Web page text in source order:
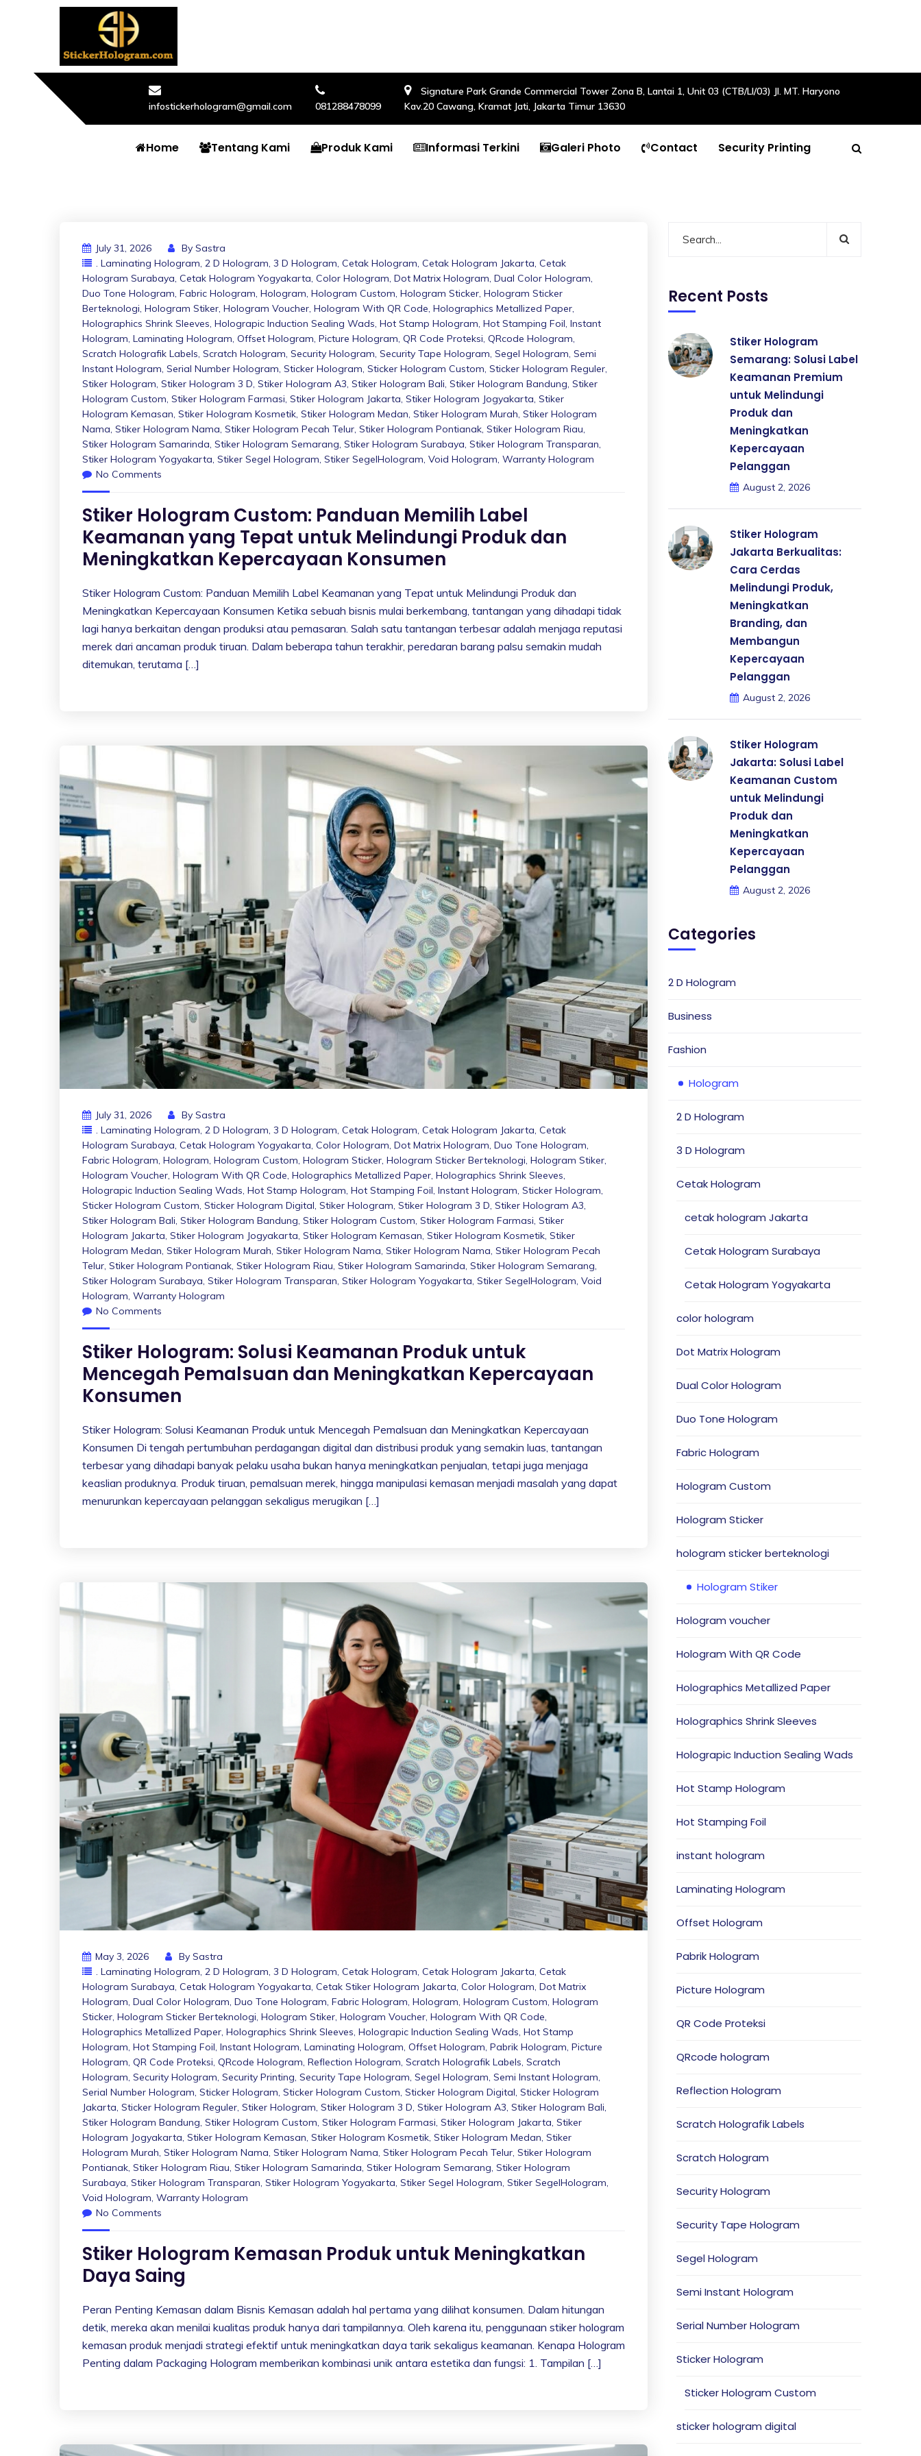
infostickerhologram@gmail.com 081288478099
Signature Park Grande Commercial Tower Zona B, Lantai 1, Unit 03 (CTB/LI/03) Jl. MT. Haryono
Kav.20 Cawang, Kramat Jati, Jakarta Timur 13630
Home Tentang Kami Produk Kami Informasi Terkini Galeri Photo Contact Security Printing
July 31, 2026 By Sastra
. Laminating Hologram, 2 D Hologram, 3 D Hologram, Cetak Hologram, Cetak Hologram Jakarta, Cetak
Hologram Surabaya, Cetak Hologram Yogyakarta, Color Hologram, Dot Matrix Hologram, Dual Color Hologram,
Duo Tone Hologram, Fabric Hologram, Hologram, Hologram Custom, Hologram Sticker, Hologram Sticker
Berteknologi, Hologram Stiker, Hologram Voucher, Hologram With QR Code, Holographics Metallized Paper,
Holographics Shrink Sleeves, Holograpic Induction Sealing Wads, Hot Stamp Hologram, Hot Stamping Foil, Instant
Hologram, Laminating Hologram, Offset Hologram, Picture Hologram, QR Code Proteksi, QRcode Hologram,
Scratch Holografik Labels, Scratch Hologram, Security Hologram, Security Tape Hologram, Segel Hologram, Semi
Instant Hologram, Serial Number Hologram, Sticker Hologram, Sticker Hologram Custom, Sticker Hologram Reguler,
Stiker Hologram, Stiker Hologram 3 D, Stiker Hologram A3, Stiker Hologram Bali, Stiker Hologram Bandung, Stiker
Hologram Custom, Stiker Hologram Farmasi, Stiker Hologram Jakarta, Stiker Hologram Jogyakarta, Stiker
Hologram Kemasan, Stiker Hologram Kosmetik, Stiker Hologram Medan, Stiker Hologram Murah, Stiker Hologram
Nama, Stiker Hologram Nama, Stiker Hologram Pecah Telur, Stiker Hologram Pontianak, Stiker Hologram Riau,
Stiker Hologram Samarinda, Stiker Hologram Semarang, Stiker Hologram Surabaya, Stiker Hologram Transparan,
Stiker Hologram Yogyakarta, Stiker Segel Hologram, Stiker SegelHologram, Void Hologram, Warranty Hologram
No Comments
Stiker Hologram Custom: Panduan Memilih Label
Keamanan yang Tepat untuk Melindungi Produk dan
Meningkatkan Kepercayaan Konsumen
Stiker Hologram Custom: Panduan Memilih Label Keamanan yang Tepat untuk Melindungi Produk dan
Meningkatkan Kepercayaan Konsumen Ketika sebuah bisnis mulai berkembang, tantangan yang dihadapi tidak
lagi hanya berkaitan dengan produksi atau pemasaran. Salah satu tantangan terbesar adalah menjaga reputasi
merek dari ancaman produk tiruan. Dalam beberapa tahun terakhir, peredaran barang palsu semakin mudah
ditemukan, terutama […]
July 31, 2026 By Sastra
. Laminating Hologram, 2 D Hologram, 3 D Hologram, Cetak Hologram, Cetak Hologram Jakarta, Cetak
Hologram Surabaya, Cetak Hologram Yogyakarta, Color Hologram, Dot Matrix Hologram, Duo Tone Hologram,
Fabric Hologram, Hologram, Hologram Custom, Hologram Sticker, Hologram Sticker Berteknologi, Hologram Stiker,
Hologram Voucher, Hologram With QR Code, Holographics Metallized Paper, Holographics Shrink Sleeves,
Holograpic Induction Sealing Wads, Hot Stamp Hologram, Hot Stamping Foil, Instant Hologram, Sticker Hologram,
Sticker Hologram Custom, Sticker Hologram Digital, Stiker Hologram, Stiker Hologram 3 D, Stiker Hologram A3,
Stiker Hologram Bali, Stiker Hologram Bandung, Stiker Hologram Custom, Stiker Hologram Farmasi, Stiker
Hologram Jakarta, Stiker Hologram Jogyakarta, Stiker Hologram Kemasan, Stiker Hologram Kosmetik, Stiker
Hologram Medan, Stiker Hologram Murah, Stiker Hologram Nama, Stiker Hologram Nama, Stiker Hologram Pecah
Telur, Stiker Hologram Pontianak, Stiker Hologram Riau, Stiker Hologram Samarinda, Stiker Hologram Semarang,
Stiker Hologram Surabaya, Stiker Hologram Transparan, Stiker Hologram Yogyakarta, Stiker SegelHologram, Void
Hologram, Warranty Hologram
No Comments
Stiker Hologram: Solusi Keamanan Produk untuk
Mencegah Pemalsuan dan Meningkatkan Kepercayaan
Konsumen
Stiker Hologram: Solusi Keamanan Produk untuk Mencegah Pemalsuan dan Meningkatkan Kepercayaan
Konsumen Di tengah pertumbuhan perdagangan digital dan distribusi produk yang semakin luas, tantangan
terbesar yang dihadapi banyak pelaku usaha bukan hanya meningkatkan penjualan, tetapi juga menjaga
keaslian produknya. Produk tiruan, pemalsuan merek, hingga manipulasi kemasan menjadi masalah yang dapat
menurunkan kepercayaan pelanggan sekaligus merugikan […]
May 3, 2026 By Sastra
. Laminating Hologram 2 D Hologram 3 D Hologram Cetak Hologram Cetak Hologram Jakarta Cetak
Hologram Surabaya Cetak Hologram Yogyakarta Cetak Stiker Hologram Jakarta Color Hologram Dot Matrix
Hologram Dual Color Hologram Duo Tone Hologram Fabric Hologram Hologram Hologram Custom Hologram
Sticker Hologram Sticker Berteknologi Hologram Stiker Hologram Voucher Hologram With QR Code
Holographics Metallized Paper Holographics Shrink Sleeves Holograpic Induction Sealing Wads Hot Stamp
Hologram Hot Stamping Foil Instant Hologram Laminating Hologram Offset Hologram Pabrik Hologram Picture
Hologram QR Code Proteksi QRcode Hologram Reflection Hologram Scratch Holografik Labels Scratch
Hologram Security Hologram Security Printing Security Tape Hologram Segel Hologram Semi Instant Hologram
Serial Number Hologram Sticker Hologram Sticker Hologram Custom Sticker Hologram Digital Sticker Hologram
Jakarta Sticker Hologram Reguler Stiker Hologram Stiker Hologram 3 D Stiker Hologram A3 Stiker Hologram Bali
Stiker Hologram Bandung Stiker Hologram Custom Stiker Hologram Farmasi Stiker Hologram Jakarta Stiker
Hologram Jogyakarta Stiker Hologram Kemasan Stiker Hologram Kosmetik Stiker Hologram Medan Stiker
Hologram Murah Stiker Hologram Nama Stiker Hologram Nama Stiker Hologram Pecah Telur Stiker Hologram
Pontianak Stiker Hologram Riau Stiker Hologram Samarinda Stiker Hologram Semarang Stiker Hologram
Surabaya Stiker Hologram Transparan Stiker Hologram Yogyakarta Stiker Segel Hologram Stiker SegelHologram
Void Hologram Warranty Hologram
No Comments
Stiker Hologram Kemasan Produk untuk Meningkatkan
Daya Saing
Peran Penting Kemasan dalam Bisnis Kemasan adalah hal pertama yang dilihat konsumen. Dalam hitungan
detik, mereka akan menilai kualitas produk hanya dari tampilannya. Oleh karena itu, penggunaan stiker hologram
kemasan produk menjadi strategi efektif untuk meningkatkan daya tarik sekaligus keamanan. Kenapa Hologram
Penting dalam Packaging Hologram memberikan kombinasi unik antara estetika dan fungsi: 1. Tampilan […]
Recent Posts
Stiker Hologram
Semarang: Solusi Label
Keamanan Premium
untuk Melindungi
Produk dan
Meningkatkan
Kepercayaan
Pelanggan
August 2, 2026
Stiker Hologram
Jakarta Berkualitas:
Cara Cerdas
Melindungi Produk,
Meningkatkan
Branding, dan
Membangun
Kepercayaan
Pelanggan
August 2, 2026
Stiker Hologram
Jakarta: Solusi Label
Keamanan Custom
untuk Melindungi
Produk dan
Meningkatkan
Kepercayaan
Pelanggan
August 2, 2026
Categories
2 D Hologram
Business
Fashion
Hologram
2 D Hologram
3 D Hologram
Cetak Hologram
cetak hologram Jakarta
Cetak Hologram Surabaya
Cetak Hologram Yogyakarta
color hologram
Dot Matrix Hologram
Dual Color Hologram
Duo Tone Hologram
Fabric Hologram
Hologram Custom
Hologram Sticker
hologram sticker berteknologi
Hologram Stiker
Hologram voucher
Hologram With QR Code
Holographics Metallized Paper
Holographics Shrink Sleeves
Holograpic Induction Sealing Wads
Hot Stamp Hologram
Hot Stamping Foil
instant hologram
Laminating Hologram
Offset Hologram
Pabrik Hologram
Picture Hologram
QR Code Proteksi
QRcode hologram
Reflection Hologram
Scratch Holografik Labels
Scratch Hologram
Security Hologram
Security Tape Hologram
Segel Hologram
Semi Instant Hologram
Serial Number Hologram
Sticker Hologram
Sticker Hologram Custom
sticker hologram digital